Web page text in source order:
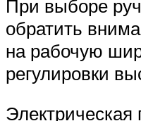
При выборе
обратить
на рабочую
регулировки
Электрическая